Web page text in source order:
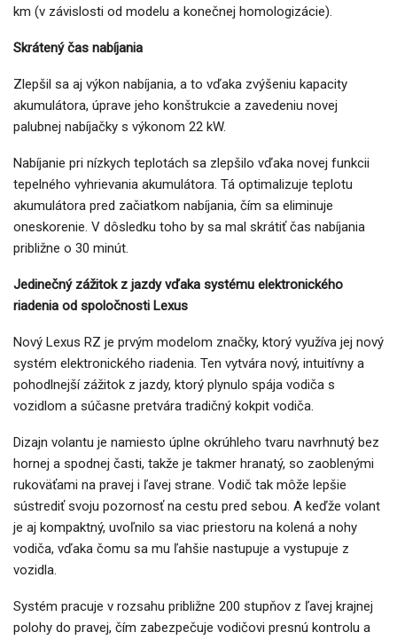
km (v závislosti od modelu a konečnej homologizácie).
Skrátený čas nabíjania
Zlepšil sa aj výkon nabíjania, a to vďaka zvýšeniu kapacity
akumulátora, úprave jeho konštrukcie a zavedeniu novej
palubnej nabíjačky s výkonom 22 kW.
Nabíjanie pri nízkych teplotách sa zlepšilo vďaka novej funkcii
tepelného vyhrievania akumulátora. Tá optimalizuje teplotu
akumulátora pred začiatkom nabíjania, čím sa eliminuje
oneskorenie. V dôsledku toho by sa mal skrátiť čas nabíjania
približne o 30 minút.
Jedinečný zážitok z jazdy vďaka systému elektronického
riadenia od spoločnosti Lexus
Nový Lexus RZ je prvým modelom značky, ktorý využíva jej nový
systém elektronického riadenia. Ten vytvára nový, intuitívny a
pohodlnejší zážitok z jazdy, ktorý plynulo spája vodiča s
vozidlom a súčasne pretvára tradičný kokpit vodiča.
Dizajn volantu je namiesto úplne okrúhleho tvaru navrhnutý bez
hornej a spodnej časti, takže je takmer hranatý, so zaoblenými
rukoväťami na pravej i ľavej strane. Vodič tak môže lepšie
sústrediť svoju pozornosť na cestu pred sebou. A keďže volant
je aj kompaktný, uvoľnilo sa viac priestoru na kolená a nohy
vodiča, vďaka čomu sa mu ľahšie nastupuje a vystupuje z
vozidla.
Systém pracuje v rozsahu približne 200 stupňov z ľavej krajnej
polohy do pravej, čím zabezpečuje vodičovi presnú kontrolu a